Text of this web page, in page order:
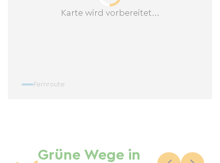
de Sully-sur-Loire entfernt) zu entdecken, oder
Karte wird vorbereitet...
Fernroute
Grüne Wege in